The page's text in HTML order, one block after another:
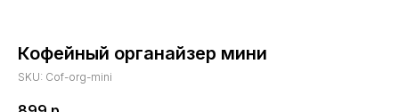
Кофейный органайзер мини
SKU: Cof-org-mini